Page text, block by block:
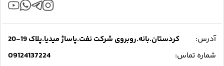
آدرس:
کردستان.بانه.روبروی شرکت نفت.پاساژ میدیا.پلاک 19-20
شماره تماس:
09124137224